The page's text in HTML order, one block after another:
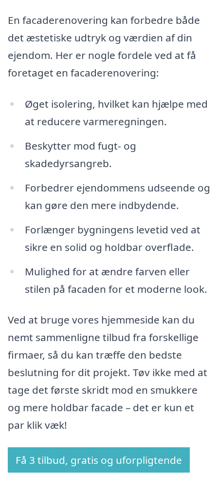
En facaderenovering kan forbedre både
det æstetiske udtryk og værdien af din
ejendom. Her er nogle fordele ved at få
foretaget en facaderenovering:
Øget isolering, hvilket kan hjælpe med
at reducere varmeregningen.
Beskytter mod fugt- og
skadedyrsangreb.
Forbedrer ejendommens udseende og
kan gøre den mere indbydende.
Forlænger bygningens levetid ved at
sikre en solid og holdbar overflade.
Mulighed for at ændre farven eller
stilen på facaden for et moderne look.
Ved at bruge vores hjemmeside kan du
nemt sammenligne tilbud fra forskellige
firmaer, så du kan træffe den bedste
beslutning for dit projekt. Tøv ikke med at
tage det første skridt mod en smukkere
og mere holdbar facade – det er kun et
par klik væk!
Få 3 tilbud, gratis og uforpligtende